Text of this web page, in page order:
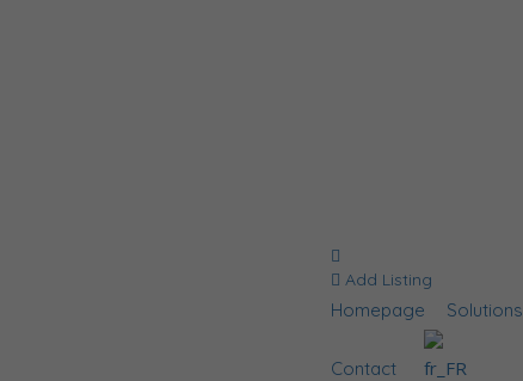
Add Listing
Homepage Solutions
Contact